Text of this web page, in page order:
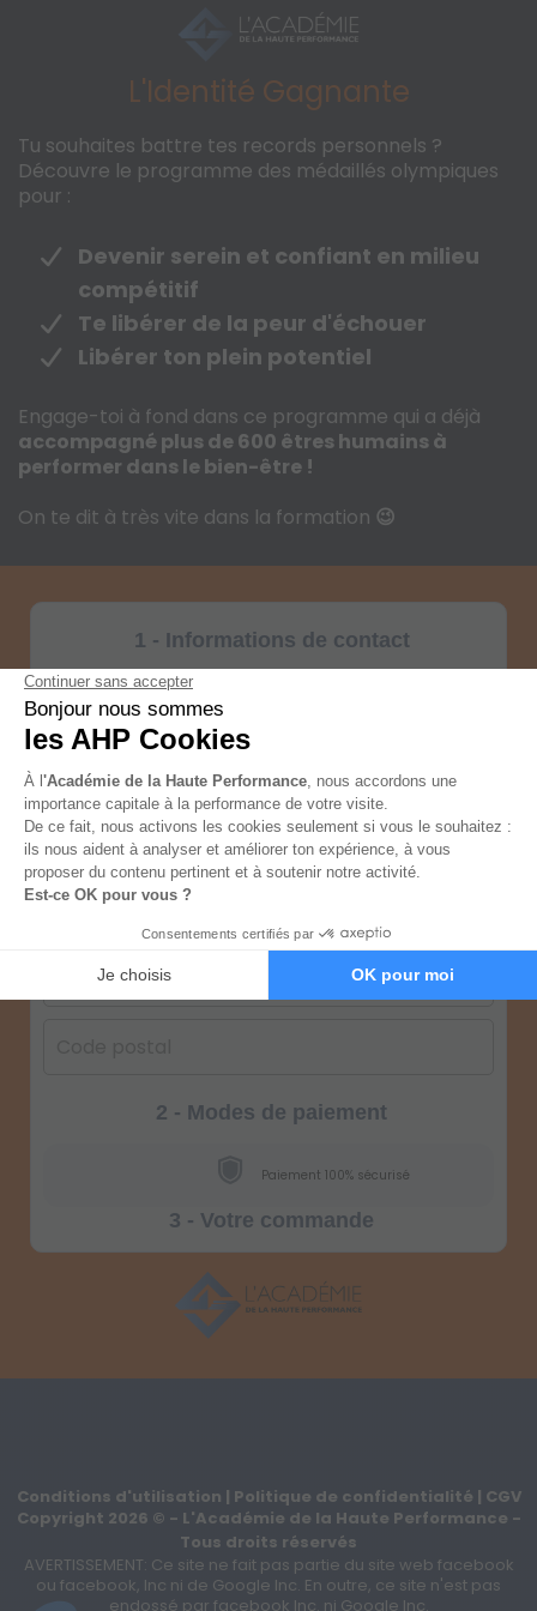
L'Identité Gagnante
Tu souhaites battre tes records personnels ?
Découvre le programme des médaillés olympiques
pour :
Devenir serein et confiant en milieu
compétitif
Te libérer de la peur d'échouer
Libérer ton plein potentiel
Engage-toi à fond dans ce programme qui a déjà
accompagné plus de 600 êtres humains à
performer dans le bien-être !
On te dit à très vite dans la formation 😉
1 - Informations de contact
2 - Modes de paiement
Paiement 100% sécurisé
3 - Votre commande
Conditions d'utilisation | Politique de confidentialité | CGV
Copyright 2026 © - L'Académie de la Haute Performance -
Tous droits réservés
AVERTISSEMENT: Ce site ne fait pas partie du site web facebook
ou facebook, Inc ni de Google Inc. En outre, ce site n'est pas
endossé par facebook Inc. ni Google Inc.